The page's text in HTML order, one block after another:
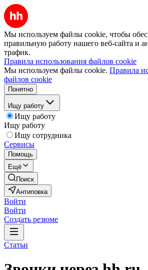
Мы используем файлы cookie, чтобы
правильную работу нашего веб-сайта и
трафик.
Правила использования файлов cookie
Мы используем файлы cookie. Правила
файлов cookie
Понятно
Ищу работу
Ищу работу
Ищу работу
Ищу сотрудника
Сервисы
Помощь
Ещё
Поиск
Антиповка
Войти
Войти
Создать резюме
Статьи